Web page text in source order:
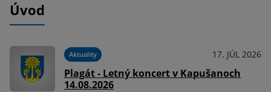
Úvod
Aktuality 17. JÚL 2026
Plagát - Letný koncert v Kapušanoch
14.08.2026